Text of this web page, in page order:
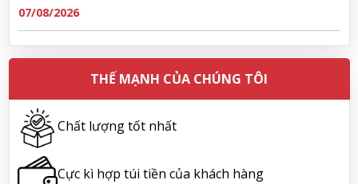
Ngô Quốc Cường đã mua sản phẩm Sữa Meiji số 0 Hohoemi
Milk (0-1 tuổi), hàng nội địa Nhật (hộp thiếc 800g)
Lê Công Hoàng Huy đã mua sản phẩm Viên uống tiền đình bổ
não Noguchi Ekisu 200 Viên
07/08/2026
THẾ MẠNH CỦA CHÚNG TÔI
Chất lượng tốt nhất
Cực kì hợp túi tiền của khách hàng